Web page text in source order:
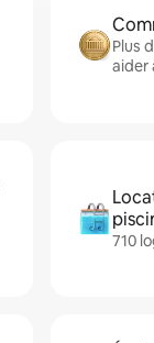
Plus
aider
710